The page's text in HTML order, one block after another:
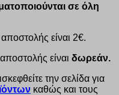
σε όλη
είναι 2€.
είναι δωρεάν.
την σελίδα για
καθώς και τους